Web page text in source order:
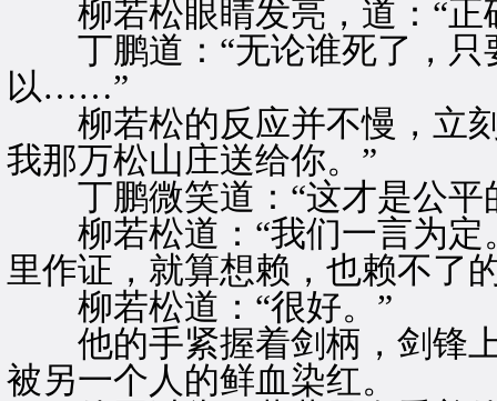
柳若松眼睛发亮，道：“正
丁鹏道：“无论谁死了，只
以……”
柳若松的反应并不慢，立刻
我那万松山庄送给你。”
丁鹏微笑道：“这才是公平
柳若松道：“我们一言为定
里作证，就算想赖，也赖不了
柳若松道：“很好。”
他的手紧握着剑柄，剑锋上
被另一个人的鲜血染红。